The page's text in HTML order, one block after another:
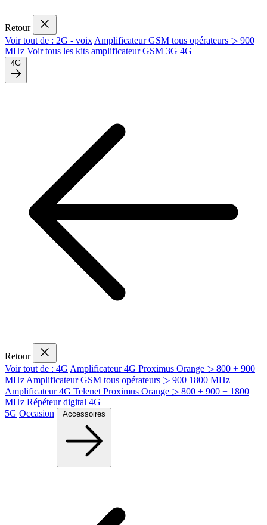
Retour
Voir tout de : 2G - voix Amplificateur GSM tous opérateurs ▷ 900
MHz Voir tous les kits amplificateur GSM 3G 4G
4G
Retour
Voir tout de : 4G Amplificateur 4G Proximus Orange ▷ 800 + 900
MHz Amplificateur GSM tous opérateurs ▷ 900 1800 MHz
Amplificateur 4G Telenet Proximus Orange ▷ 800 + 900 + 1800
MHz Répéteur digital 4G
5G Occasion Accessoires